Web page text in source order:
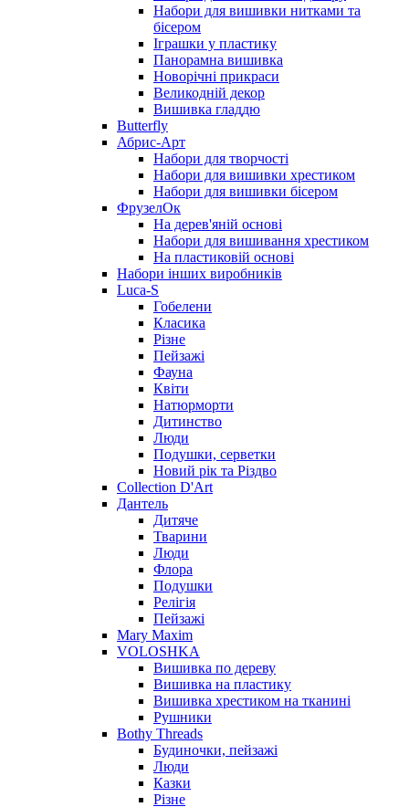
Набори для вишивки нитками та
бісером
Іграшки у пластику
Панорамна вишивка
Новорічні прикраси
Великодній декор
Вишивка гладдю
Butterfly
Абрис-Арт
Набори для творчості
Набори для вишивки хрестиком
Набори для вишивки бісером
ФрузелОк
На дерев'яній основі
Набори для вишивання хрестиком
На пластиковій основі
Набори інших виробників
Luca-S
Гобелени
Класика
Різне
Пейзажі
Фауна
Квіти
Натюрморти
Дитинство
Люди
Подушки, серветки
Новий рік та Різдво
Collection D'Art
Дантель
Дитяче
Тварини
Люди
Флора
Подушки
Релігія
Пейзажі
Mary Maxim
VOLOSHKA
Вишивка по дереву
Вишивка на пластику
Вишивка хрестиком на тканині
Рушники
Bothy Threads
Будиночки, пейзажі
Люди
Казки
Різне